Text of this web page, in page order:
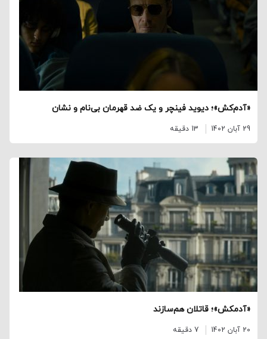
«آدم‌کش»؛ دیوید فینچر و یک ضد قهرمان بی‌نام و نشان
29 آبان 1402 13 دقیقه
«آدمکش»؛ قاتلان هم‌سازند
20 آبان 1402 7 دقیقه